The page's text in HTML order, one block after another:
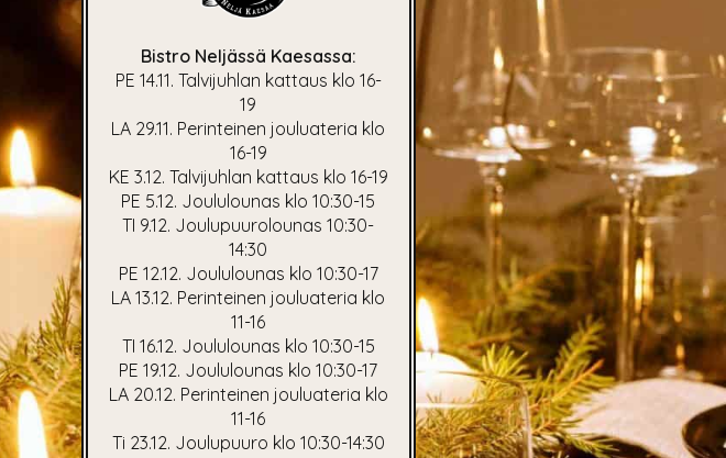
Bistro Neljässä Kaesassa:
PE 14.11. Talvijuhlan kattaus klo 16-
19
LA 29.11. Perinteinen jouluateria klo
16-19
KE 3.12. Talvijuhlan kattaus klo 16-19
PE 5.12. Joululounas klo 10:30-15
TI 9.12. Joulupuurolounas 10:30-
14:30
PE 12.12. Joululounas klo 10:30-17
LA 13.12. Perinteinen jouluateria klo
11-16
TI 16.12. Joululounas klo 10:30-15
PE 19.12. Joululounas klo 10:30-17
LA 20.12. Perinteinen jouluateria klo
11-16
Ti 23.12. Joulupuuro klo 10:30-14:30